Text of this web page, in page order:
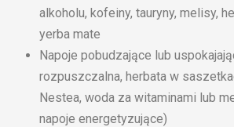
alkoholu, kofeiny, tauryny, melisy,
yerba mate
Napoje pobudzające lub
rozpuszczalna, herbata w
Nestea, woda za witaminami lub
napoje energetyzujące)